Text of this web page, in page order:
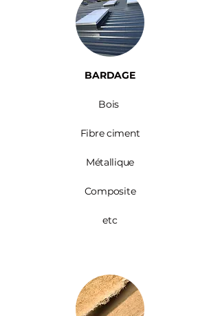
BARDAGE​
Bois ​
Fibre ciment
Métallique
Composite
etc